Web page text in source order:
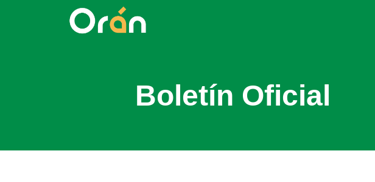
Boletín Oficial